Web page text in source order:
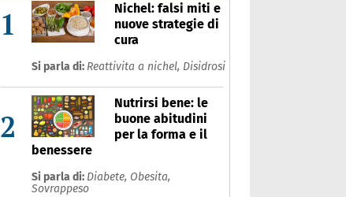
1
Nichel: falsi miti e
nuove strategie di
cura
Si parla di: Reattivita a nichel, Disidrosi
2
Nutrirsi bene: le
buone abitudini
per la forma e il
benessere
Si parla di: Diabete, Obesita,
Sovrappeso